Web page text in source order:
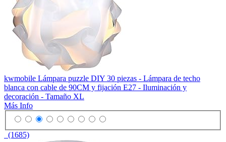
kwmobile Lámpara puzzle DIY 30 piezas - Lámpara de techo
blanca con cable de 90CM y fijación E27 - Iluminación y
decoración - Tamaño XL
Más Info
(1685)